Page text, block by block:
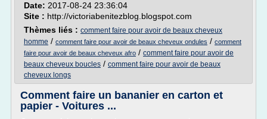
Date: 2017-08-24 23:36:04
Site : http://victoriabenitezblog.blogspot.com
Thèmes liés : comment faire pour avoir de beaux cheveux
homme / comment faire pour avoir de beaux cheveux ondules / comment
faire pour avoir de beaux cheveux afro / comment faire pour avoir de
beaux cheveux boucles / comment faire pour avoir de beaux
cheveux longs
Comment faire un bananier en carton et
papier - Voitures ...